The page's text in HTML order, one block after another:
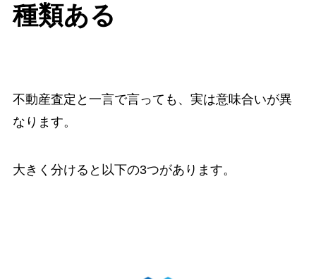
種類ある
不動産査定と一言で言っても、実は意味合いが異
なります。
大きく分けると以下の3つがあります。